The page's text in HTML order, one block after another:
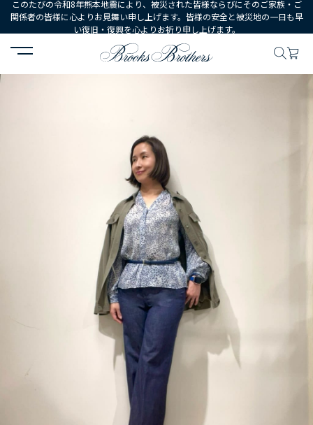
このたびの令和8年熊本地震により、被災された皆様ならびにそのご家族・ご
関係者の皆様に心よりお見舞い申し上げます。皆様の安全と被災地の一日も早
い復旧・復興を心よりお祈り申し上げます。
HOME コーディネート コーディネート詳細